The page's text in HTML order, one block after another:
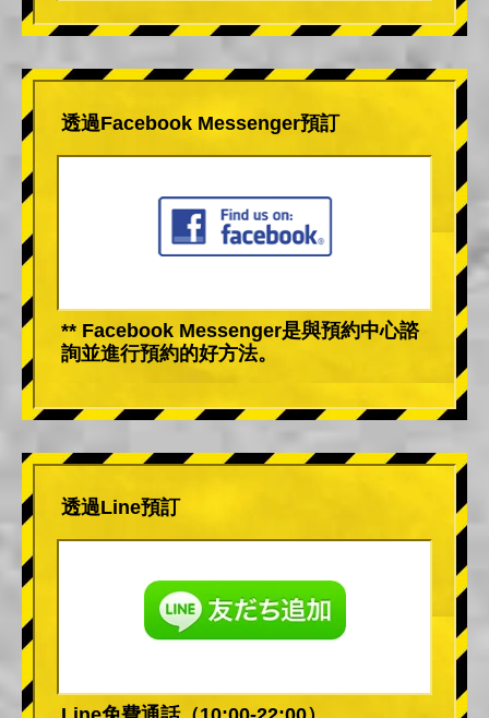
透過Facebook Messenger預訂
** Facebook Messenger是與預約中心諮
詢並進行預約的好方法。
透過Line預訂